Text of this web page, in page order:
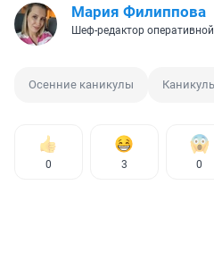
Мария Филиппова
Шеф-редактор
Осенние каникулы
0 3 0